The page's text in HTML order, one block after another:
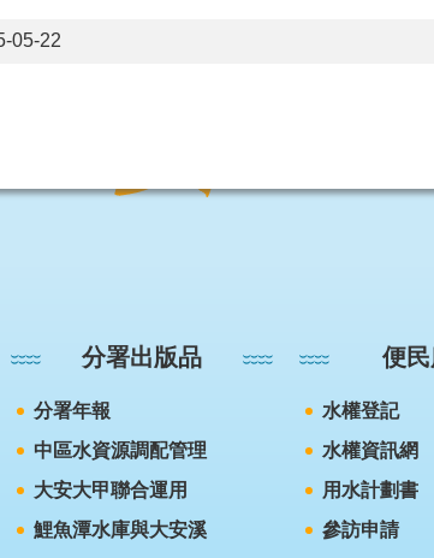
05-22
分署出版品
分署年報
中區水資源調配管理
大安大甲聯合運用
鯉魚潭水庫與大安溪
便
水權登記
水權資訊網
用水計劃書
參訪申請